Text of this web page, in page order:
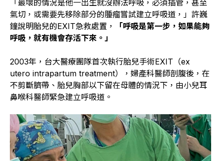
「最壞的情況是他一出生就沒辦法呼吸，必須插管，甚至
氣切，或需要先移除部分的腫瘤嘗試建立呼吸道，」許巍
鐘說明胎兒的EXIT急救處置，
「呼吸是第一步，如果能夠
呼吸，就有機會存活下來。」
2003年，台大醫療團隊首次執行胎兒手術EXIT（ex
utero intrapartum treatment），婦產科醫師剖腹後，在
不剪斷臍帶、胎兒胸部以下留在母體的情況下，由小兒耳
鼻喉科醫師緊急建立呼吸道。